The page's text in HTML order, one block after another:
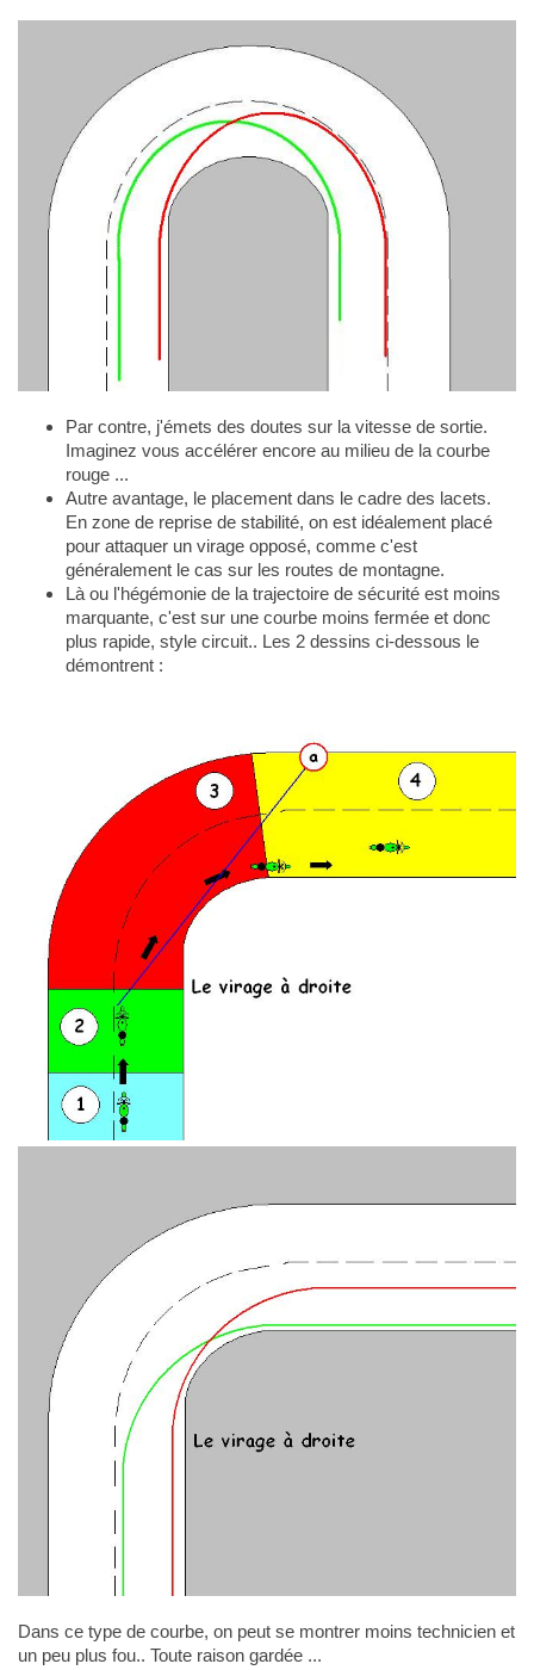
Par contre, j'émets des doutes sur la vitesse de sortie.
Imaginez vous accélérer encore au milieu de la courbe
rouge ...
Autre avantage, le placement dans le cadre des lacets.
En zone de reprise de stabilité, on est idéalement placé
pour attaquer un virage opposé, comme c'est
généralement le cas sur les routes de montagne.
Là ou l'hégémonie de la trajectoire de sécurité est moins
marquante, c'est sur une courbe moins fermée et donc
plus rapide, style circuit.. Les 2 dessins ci-dessous le
démontrent :
Dans ce type de courbe, on peut se montrer moins technicien et
un peu plus fou.. Toute raison gardée ...